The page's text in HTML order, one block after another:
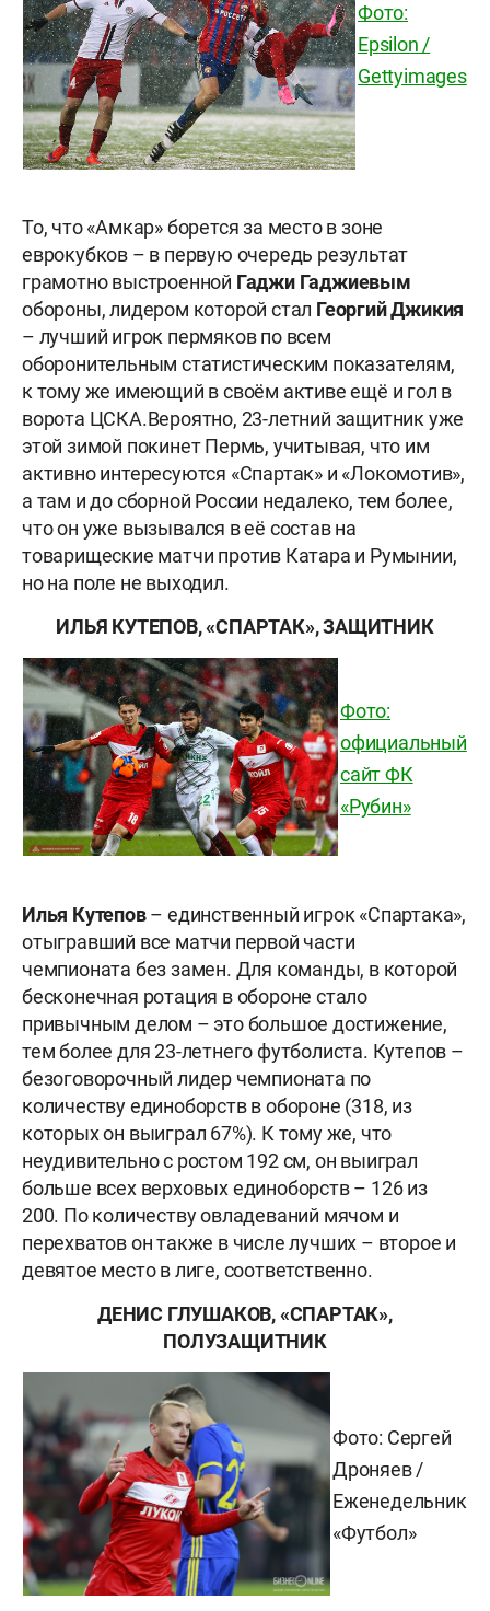
Фото:
Epsilon /
Gettyimages
То, что «Амкар» борется за место в зоне
еврокубков – в первую очередь результат
грамотно выстроенной Гаджи Гаджиевым
обороны, лидером которой стал Георгий Джикия
– лучший игрок пермяков по всем
оборонительным статистическим показателям,
к тому же имеющий в своём активе ещё и гол в
ворота ЦСКА.Вероятно, 23-летний защитник уже
этой зимой покинет Пермь, учитывая, что им
активно интересуются «Спартак» и «Локомотив»,
а там и до сборной России недалеко, тем более,
что он уже вызывался в её состав на
товарищеские матчи против Катара и Румынии,
но на поле не выходил.
ИЛЬЯ КУТЕПОВ, «СПАРТАК», ЗАЩИТНИК
Фото:
официальный
сайт ФК
«Рубин»
Илья Кутепов– единственный игрок «Спартака»,
отыгравший все матчи первой части
чемпионата без замен. Для команды, в которой
бесконечная ротация в обороне стало
привычным делом – это большое достижение,
тем более для 23-летнего футболиста. Кутепов –
безоговорочный лидер чемпионата по
количеству единоборств в обороне (318, из
которых он выиграл 67%). К тому же, что
неудивительно с ростом 192 см, он выиграл
больше всех верховых единоборств – 126 из
200. По количеству овладеваний мячом и
перехватов он также в числе лучших – второе и
девятое место в лиге, соответственно.
ДЕНИС ГЛУШАКОВ, «СПАРТАК»,
ПОЛУЗАЩИТНИК
Фото: Сергей
Дроняев /
Еженедельник
«Футбол»